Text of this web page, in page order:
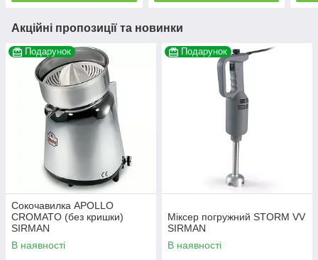
Акційні пропозиції та новинки
Подарунок
Сокочавилка APOLLO
CROMATO (без кришки)
SIRMAN
В наявності
Подарунок
Міксер погружний STORM VV
SIRMAN
В наявності